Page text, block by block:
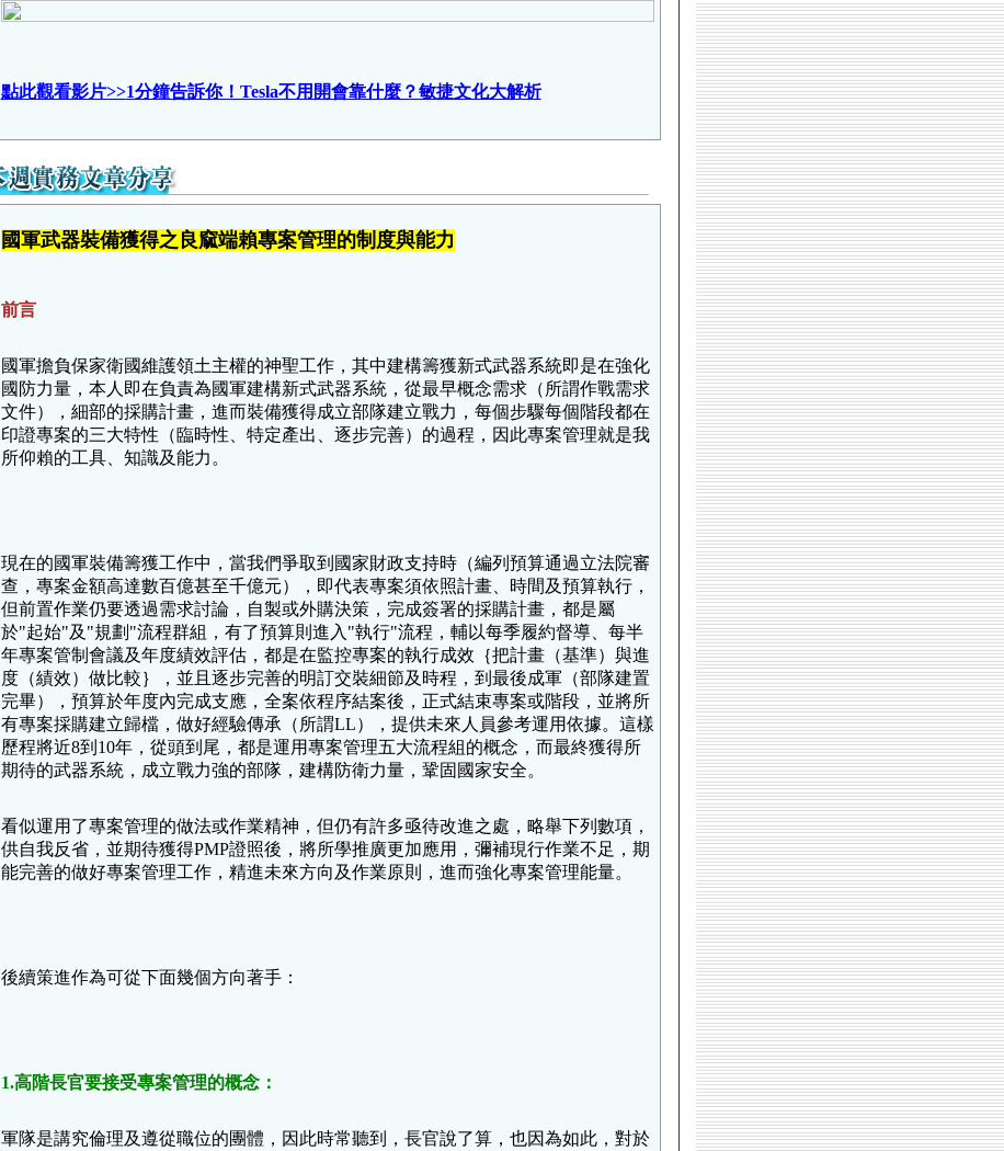
點此觀看影片>>1分鐘告訴你！Tesla不用開會靠什麼？敏捷文化大解析
國軍武器裝備獲得之良窳端賴專案管理的制度與能力
前言
國軍擔負保家衛國維護領土主權的神聖工作，其中建構籌獲新式武器系統即是在強化
國防力量，本人即在負責為國軍建構新式武器系統，從最早概念需求（所謂作戰需求
文件），細部的採購計畫，進而裝備獲得成立部隊建立戰力，每個步驟每個階段都在
印證專案的三大特性（臨時性、特定產出、逐步完善）的過程，因此專案管理就是我
所仰賴的工具、知識及能力。
現在的國軍裝備籌獲工作中，當我們爭取到國家財政支持時（編列預算通過立法院審
查，專案金額高達數百億甚至千億元），即代表專案須依照計畫、時間及預算執行，
但前置作業仍要透過需求討論，自製或外購決策，完成簽署的採購計畫，都是屬
於"起始"及"規劃"流程群組，有了預算則進入"執行"流程，輔以每季履約督導、每半
年專案管制會議及年度績效評估，都是在監控專案的執行成效｛把計畫（基準）與進
度（績效）做比較｝，並且逐步完善的明訂交裝細節及時程，到最後成軍（部隊建置
完畢），預算於年度內完成支應，全案依程序結案後，正式結束專案或階段，並將所
有專案採購建立歸檔，做好經驗傳承（所謂LL），提供未來人員參考運用依據。這樣
歷程將近8到10年，從頭到尾，都是運用專案管理五大流程組的概念，而最終獲得所
期待的武器系統，成立戰力強的部隊，建構防衛力量，鞏固國家安全。
看似運用了專案管理的做法或作業精神，但仍有許多亟待改進之處，略舉下列數項，
供自我反省，並期待獲得PMP證照後，將所學推廣更加應用，彌補現行作業不足，期
能完善的做好專案管理工作，精進未來方向及作業原則，進而強化專案管理能量。
後續策進作為可從下面幾個方向著手：
1.高階長官要接受專案管理的概念：
軍隊是講究倫理及遵從職位的團體，因此時常聽到，長官說了算，也因為如此，對於